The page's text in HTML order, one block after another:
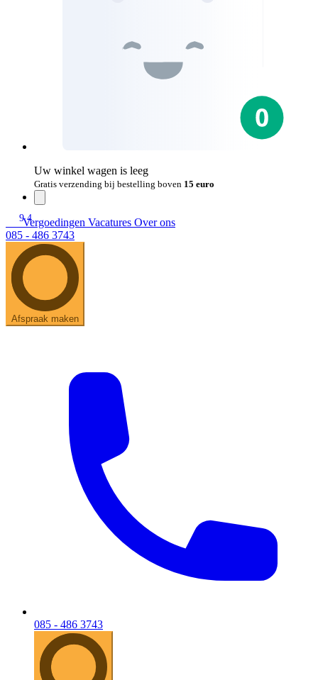
Uw winkel wagen is leeg
Gratis verzending bij bestelling boven 15 euro
9.4
Vergoedingen Vacatures Over ons
085 - 486 3743
Afspraak maken
085 - 486 3743